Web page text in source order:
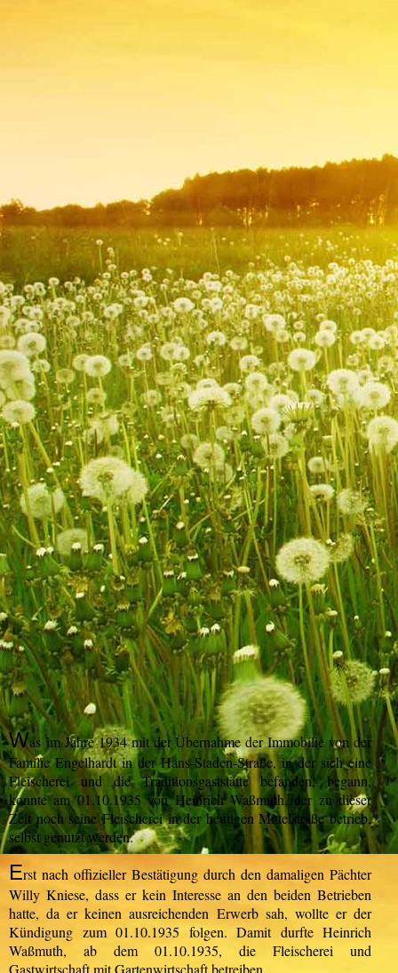
Jörg Waßmuth
Wasim Jahre 1934 mit der Übernahme der Immobilie von der
Familie Engelhardt in der Hans-Staden-Straße, in der sich eine
Fleischerei und die Traditionsgaststätte befanden, begann,
konnte am 01.10.1935 von Heinrich Waßmuth, der zu dieser
Zeit noch seine Fleischerei in der heutigen Mittelstraße betrieb,
selbst genutzt werden.
Erst nach offizieller Bestätigung durch den damaligen Pächter
Willy Kniese, dass er kein Interesse an den beiden Betrieben
hatte, da er keinen ausreichenden Erwerb sah, wollte er der
Kündigung zum 01.10.1935 folgen. Damit durfte Heinrich
Waßmuth, ab dem 01.10.1935, die Fleischerei und
Gastwirtschaft mit Gartenwirtschaft betreiben.